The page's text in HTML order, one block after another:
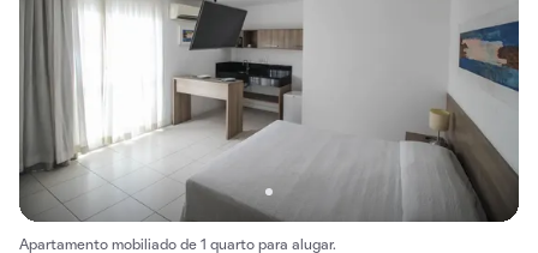
Apartamento mobiliado de 1 quarto para alugar.